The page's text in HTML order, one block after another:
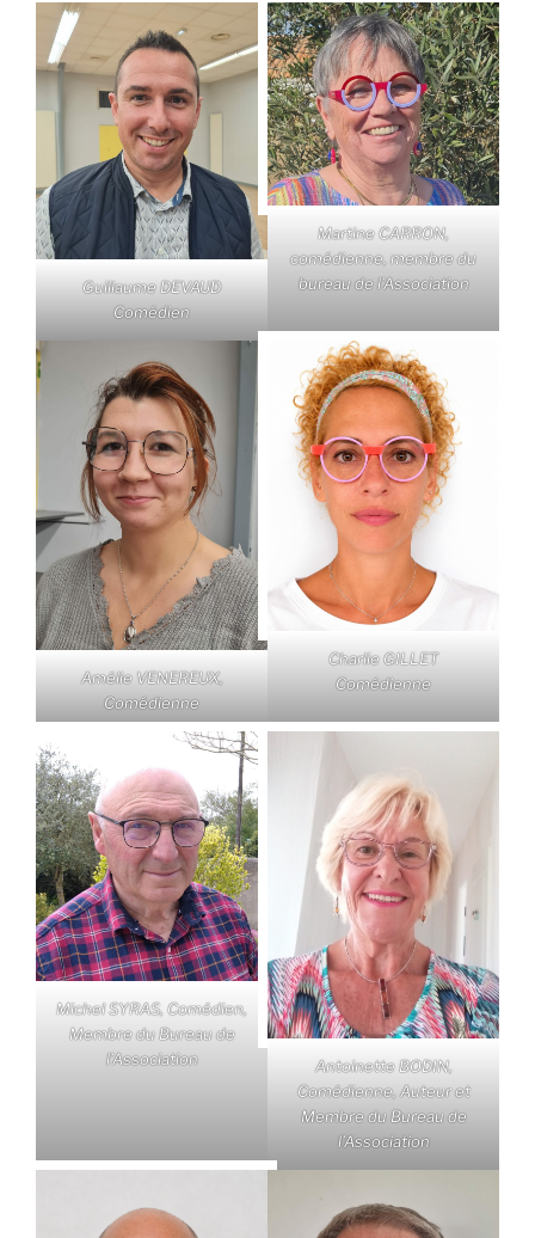
GuillaumeDEVAUD
Comédien
Martine CARRON,
comédienne, membre du
bureau de l’Association
Amélie VENEREUX,
Comédienne
Charlie GILLET
Comédienne
Michel SYRAS, Comédien,
Membre du Bureau de
l’Association
Antoinette BODIN,
Comédienne, Auteur et
Membre du Bureau de
l’Association